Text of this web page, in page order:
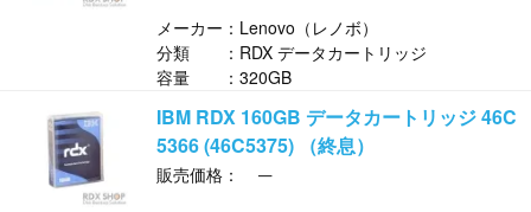
メーカー：Lenovo（レノボ）
分類 ：RDX データカートリッジ
容量 ：320GB
IBM RDX 160GB データカートリッジ 46C
5366 (46C5375) （終息）
販売価格： ─